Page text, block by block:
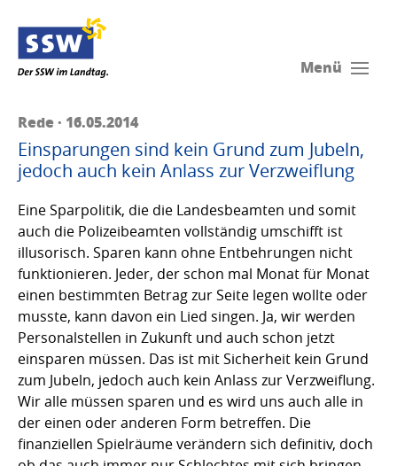
Menü
Rede · 16.05.2014
Einsparungen sind kein Grund zum Jubeln,
jedoch auch kein Anlass zur Verzweiflung
Eine Sparpolitik, die die Landesbeamten und somit
auch die Polizeibeamten vollständig umschifft ist
illusorisch. Sparen kann ohne Entbehrungen nicht
funktionieren. Jeder, der schon mal Monat für Monat
einen bestimmten Betrag zur Seite legen wollte oder
musste, kann davon ein Lied singen. Ja, wir werden
Personalstellen in Zukunft und auch schon jetzt
einsparen müssen. Das ist mit Sicherheit kein Grund
zum Jubeln, jedoch auch kein Anlass zur Verzweiflung.
Wir alle müssen sparen und es wird uns auch alle in
der einen oder anderen Form betreffen. Die
finanziellen Spielräume verändern sich definitiv, doch